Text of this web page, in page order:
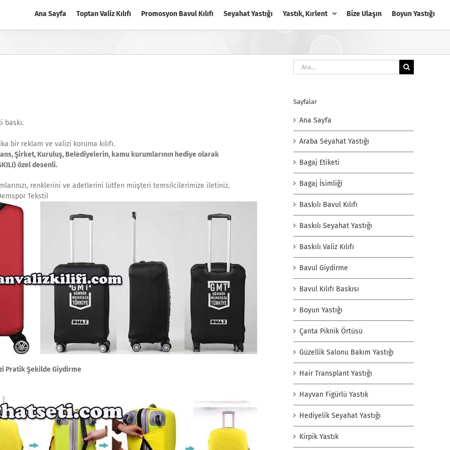
Ana Sayfa Toptan Valiz Kılıfı Promosyon Bavul Kılıfı Seyahat Yastığı Yastık, Kırlent Bize Ulaşın Boyun Yastığı
baskı.
bir reklam ve valizi koruma kılıfı.
Şirket, Kuruluş, Belediyelerin, kamu kurumlarının hediye olarak
özel desenli.
renklerini ve adetlerini lütfen müşteri temsilcilerimize iletiniz.
Tekstil
Pratik Şekilde Giydirme
Ara:
Sayfalar
Ana Sayfa
Araba Seyahat Yastığı
Bagaj Etiketi
Bagaj İsimliği
Baskılı Bavul Kılıfı
Baskılı Seyahat Yastığı
Baskılı Valiz Kılıfı
Bavul Giydirme
Bavul Kılıfı Baskısı
Boyun Yastığı
Çanta Piknik Örtüsü
Güzellik Salonu Bakım Yastığı
Hair Transplant Yastığı
Hayvan Figürlü Yastık
Hediyelik Seyahat Yastığı
Kirpik Yastık